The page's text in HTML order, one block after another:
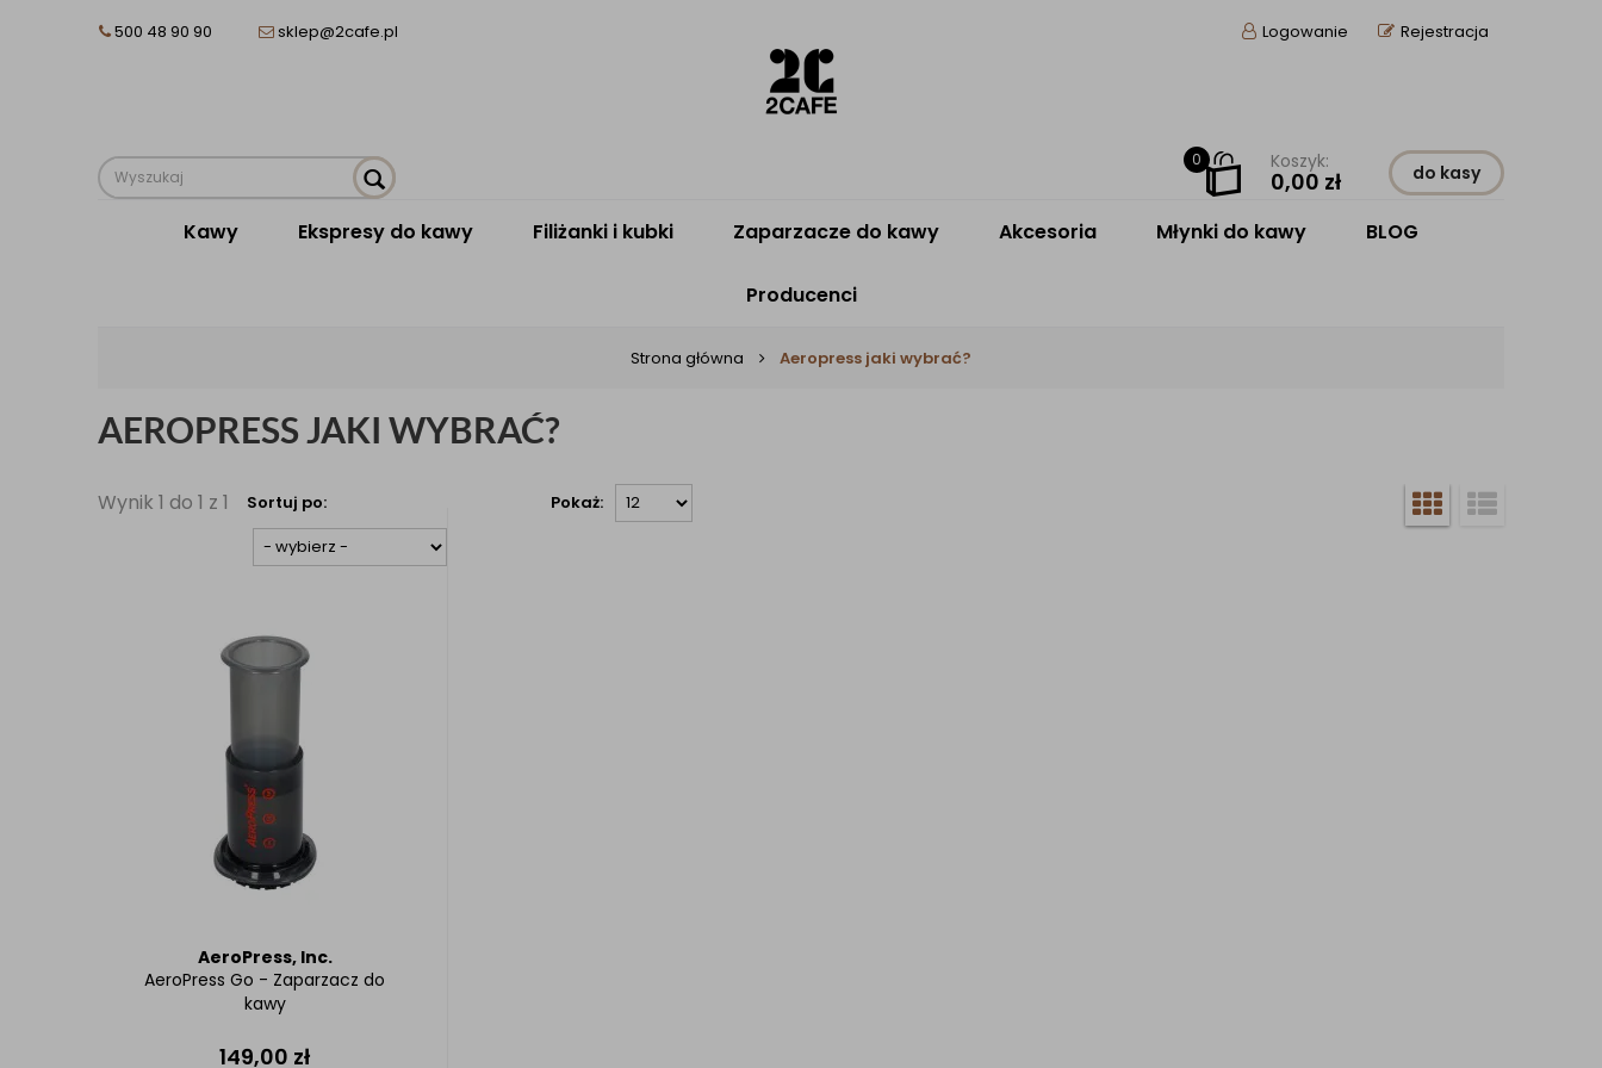
500 48 90 90 sklep@2cafe.pl Logowanie Rejestracja
0 Koszyk:
0,00 zł do kasy
Kawy Ekspresy do kawy Filiżanki i kubki Zaparzacze do kawy Akcesoria Młynki do kawy BLOG
Producenci
Strona główna Aeropress jaki wybrać?
AEROPRESS JAKI WYBRAĆ?
Wynik 1 do 1 z 1 Sortuj po: Pokaż:
AeroPress, Inc.
AeroPress Go - Zaparzacz do
kawy
149,00 zł